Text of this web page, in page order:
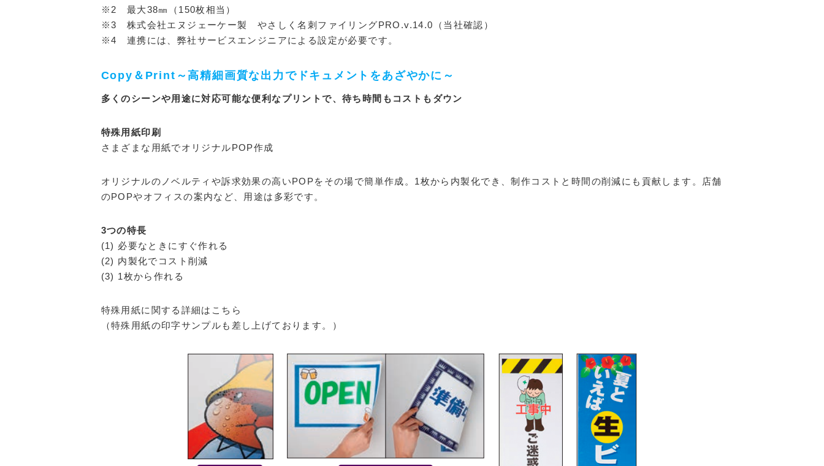
※2 最大38㎜（150枚相当）
※3 株式会社エヌジェーケー製 やさしく名刺ファイリングPRO.v.14.0（当社確認）
※4 連携には、弊社サービスエンジニアによる設定が必要です。
Copy＆Print～高精細画質な出力でドキュメントをあざやかに～
多くのシーンや用途に対応可能な便利なプリントで、待ち時間もコストもダウン
特殊用紙印刷
さまざまな用紙でオリジナルPOP作成
オリジナルのノベルティや訴求効果の高いPOPをその場で簡単作成。1枚から内製化でき、制作コストと時間の削減にも貢献します。店舗
のPOPやオフィスの案内など、用途は多彩です。
3つの特長
(1) 必要なときにすぐ作れる
(2) 内製化でコスト削減
(3) 1枚から作れる
特殊用紙に関する詳細はこちら
（特殊用紙の印字サンプルも差し上げております。）